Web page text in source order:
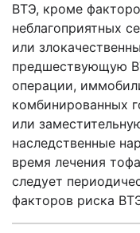
ВТЭ, кроме
неблагоприятных
или
предшествующую
операции,
комбинированных
или
наследственные
время лечения
следует
факторов риска